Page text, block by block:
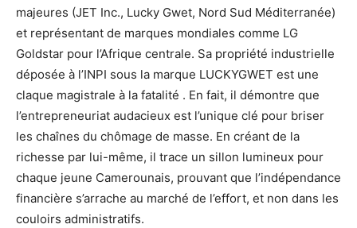
majeures (JET Inc., Lucky Gwet, Nord Sud Méditerranée)
et représentant de marques mondiales comme LG
Goldstar pour l’Afrique centrale. Sa propriété industrielle
déposée à l’INPI sous la marque LUCKYGWET est une
claque magistrale à la fatalité . En fait, il démontre que
l’entrepreneuriat audacieux est l’unique clé pour briser
les chaînes du chômage de masse. En créant de la
richesse par lui-même, il trace un sillon lumineux pour
chaque jeune Camerounais, prouvant que l’indépendance
financière s’arrache au marché de l’effort, et non dans les
couloirs administratifs.